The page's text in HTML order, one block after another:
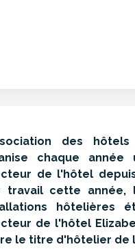
des
chaque
de l'hôtel
travail cette année,
hôtelières
de l'hôtel
le titre d'hôtelier de